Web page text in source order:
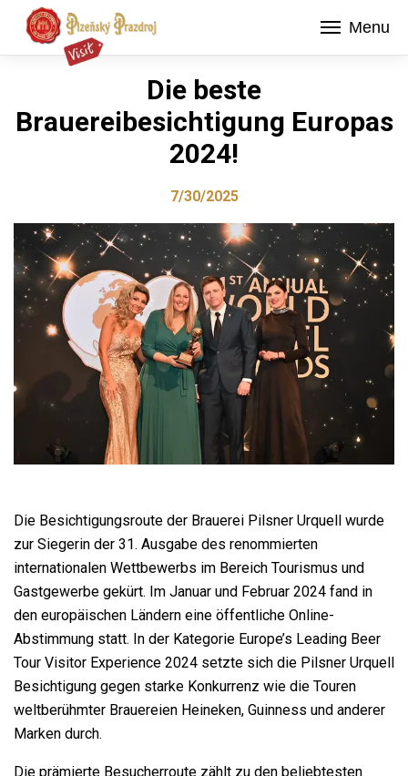
Menu
Die beste
Brauereibesichtigung Europas
2024!
7/30/2025
Die Besichtigungsroute der Brauerei Pilsner Urquell wurde
zur Siegerin der 31. Ausgabe des renommierten
internationalen Wettbewerbs im Bereich Tourismus und
Gastgewerbe gekürt. Im Januar und Februar 2024 fand in
den europäischen Ländern eine öffentliche Online-
Abstimmung statt. In der Kategorie Europe’s Leading Beer
Tour Visitor Experience 2024 setzte sich die Pilsner Urquell
Besichtigung gegen starke Konkurrenz wie die Touren
weltberühmter Brauereien Heineken, Guinness und anderer
Marken durch.
Die prämierte Besucherroute zählt zu den beliebtesten